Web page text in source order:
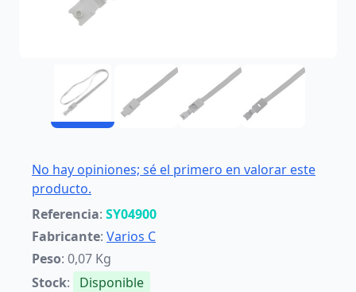
No hay opiniones; sé el primero en valorar este
producto.
Referencia: SY04900
Fabricante: Varios C
Peso: 0,07 Kg
Stock: Disponible